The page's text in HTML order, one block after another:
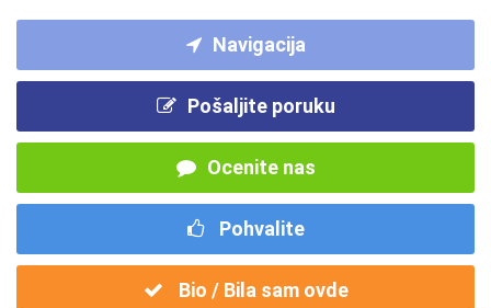
Navigacija
Pošaljite poruku
Ocenite nas
Pohvalite
Bio / Bila sam ovde